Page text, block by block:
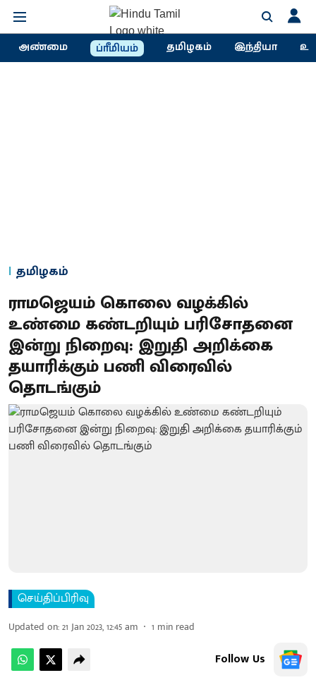
அண்மை ப்ரீமியம் தமிழகம் இந்தியா
தமிழகம்
ராமஜெயம் கொலை வழக்கில்
உண்மை கண்டறியும் பரிசோதனை
இன்று நிறைவு: இறுதி அறிக்கை
தயாரிக்கும் பணி விரைவில்
தொடங்கும்
செய்திப்பிரிவு
Updated on:21 Jan 2023, 12:45 am 1 min read
Follow Us